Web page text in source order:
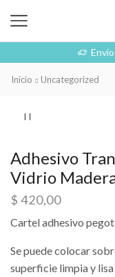
Inicio Uncategorized
Adhesivo
Vidrio
$ 420,00
Cartel adhesivo
Se puede colocar
superficie limpia y lisa